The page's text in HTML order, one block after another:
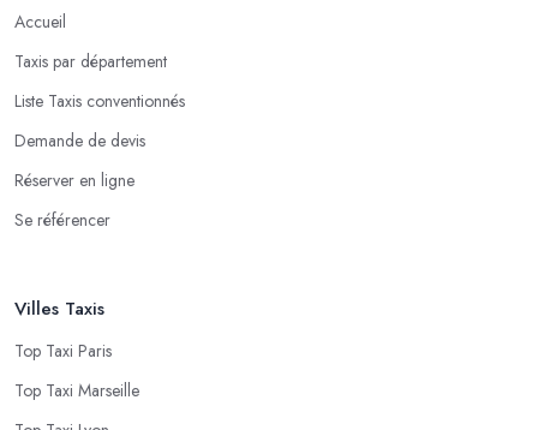
Accueil
Taxis par département
Liste Taxis conventionnés
Demande de devis
Réserver en ligne
Se référencer
Villes Taxis
Top Taxi Paris
Top Taxi Marseille